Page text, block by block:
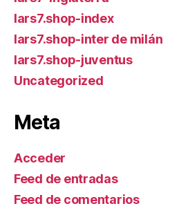
lars7.shop-index
lars7.shop-inter de milán
lars7.shop-juventus
Uncategorized
Meta
Acceder
Feed de entradas
Feed de comentarios